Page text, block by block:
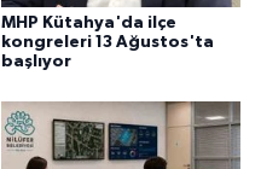
MHP Kütahya'da ilçe
kongreleri 13 Ağustos'ta
başlıyor